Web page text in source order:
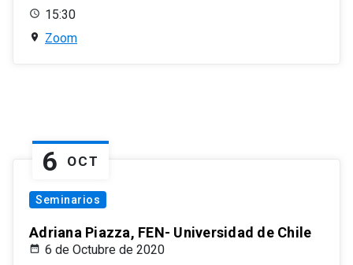
15:30
Zoom
6 OCT
Seminarios
Adriana Piazza, FEN- Universidad de Chile
6 de Octubre de 2020